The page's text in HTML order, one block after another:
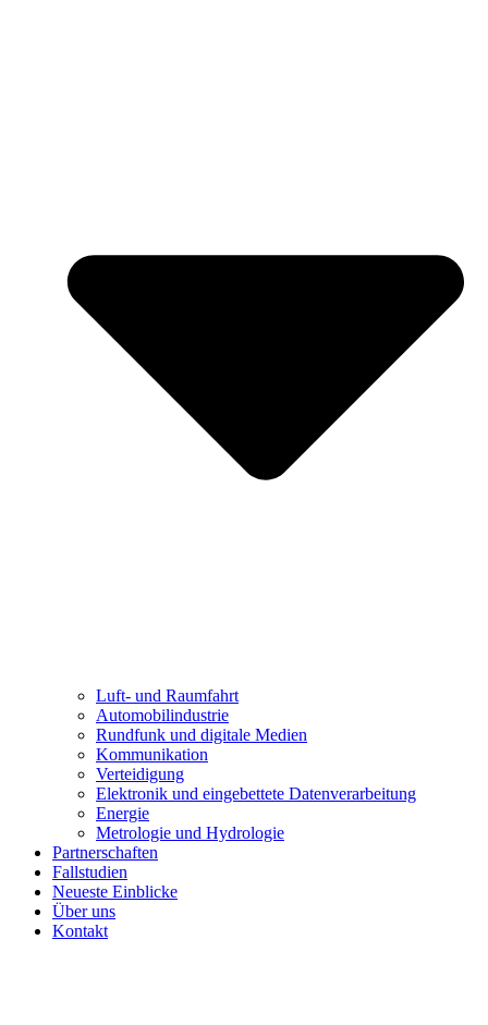
Luft- und Raumfahrt
Automobilindustrie
Rundfunk und digitale Medien
Kommunikation
Verteidigung
Elektronik und eingebettete Datenverarbeitung
Energie
Metrologie und Hydrologie
Partnerschaften
Fallstudien
Neueste Einblicke
Über uns
Kontakt